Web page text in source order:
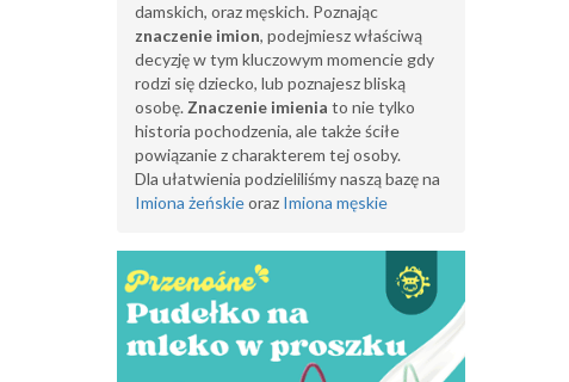
damskich, oraz męskich. Poznając
znaczenie imion, podejmiesz właściwą
decyzję w tym kluczowym momencie gdy
rodzi się dziecko, lub poznajesz bliską
osobę. Znaczenie imienia to nie tylko
historia pochodzenia, ale także ściłe
powiązanie z charakterem tej osoby.
Dla ułatwienia podzieliliśmy naszą bazę na
Imiona żeńskieoraz Imiona męskie